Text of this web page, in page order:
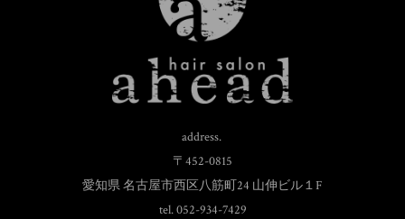
address.
〒452-0815
愛知県 名古屋市西区八筋町24 山伸ビル１F
tel. 052-934-7429